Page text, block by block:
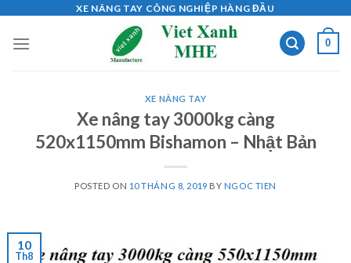
content
XE NÂNG TAY CÔNG NGHIỆP HÀNG ĐẦU
0
XE NÂNG TAY
Xe nâng tay 3000kg càng
520x1150mm Bishamon – Nhật Bản
POSTED ON 10 THÁNG 8, 2019 BY NGOC TIEN
10
Th8